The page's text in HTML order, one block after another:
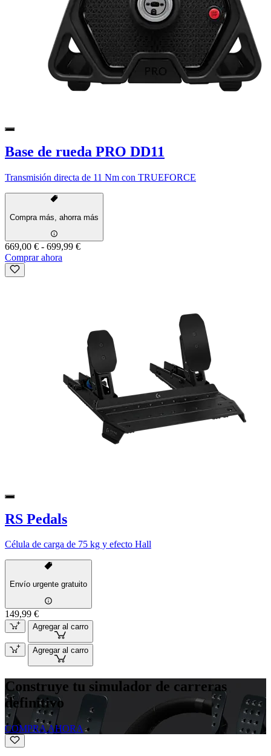
Base de rueda PRO DD11
Transmisión directa de 11 Nm con TRUEFORCE
Compra más, ahorra más
669,00 € - 699,99 €
Comprar ahora
RS Pedals
Célula de carga de 75 kg y efecto Hall
Envío urgente gratuito
149,99 €
Agregar al carro
Agregar al carro
Construye tu simulador de carreras
definitivo
COMPRA AHORA